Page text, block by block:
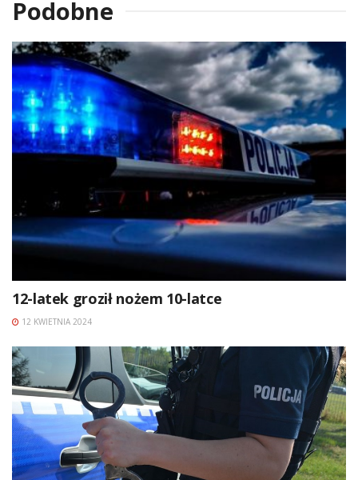
Podobne
12-latek groził nożem 10-latce
12 KWIETNIA 2024